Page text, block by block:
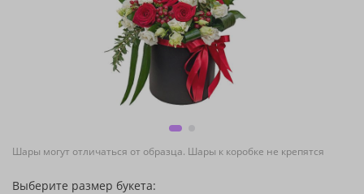
Шары могут отличаться от образца. Шары к коробке не крепятся
Выберите размер букета: